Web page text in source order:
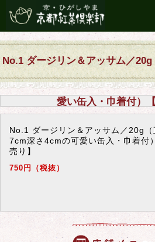
No.1 ダージリン＆アッサム／
愛い缶入・巾着付）
No.1 ダージリン＆アッサム／20g（
7cm深さ4cmの可愛い缶入・巾着付
売り】
750円（税抜）